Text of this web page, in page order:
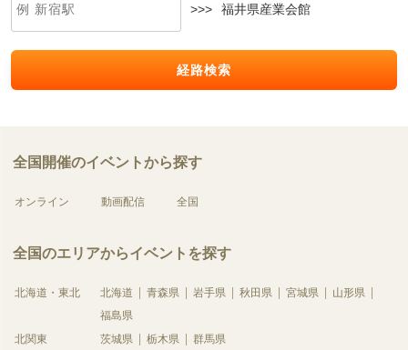
>>> 福井県産業会館
経路検索
全国開催のイベントから探す
オンライン 動画配信 全国
全国のエリアからイベントを探す
北海道・東北 北海道 青森県 岩手県 秋田県 宮城県
山形県
福島県
北関東
茨城県 栃木県 群馬県